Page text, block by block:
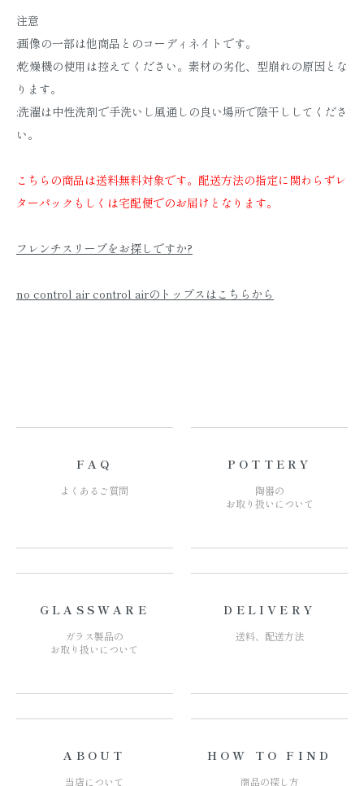
注意
:画像の一部は他商品とのコーディネイトです。
:乾燥機の使用は控えてください。素材の劣化、型崩れの原因とな
ります。
:洗濯は中性洗剤で手洗いし風通しの良い場所で陰干ししてくださ
い。
こちらの商品は送料無料対象です。配送方法の指定に関わらずレ
ターパックもしくは宅配便でのお届けとなります。
フレンチスリーブをお探しですか?
no control air control airのトップスはこちらから
FAQ
よくあるご質問
POTTERY
陶器の
お取り扱いについて
GLASSWARE
ガラス製品の
お取り扱いについて
DELIVERY
送料、配送方法
ABOUT
当店について
HOW TO FIND
商品の探し方